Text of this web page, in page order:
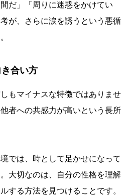
だ」「周りに迷惑をかけてい
が、さらに涙を誘うという悪循
合い方
もマイナスな特徴ではありませ
者への共感力が高いという長所
では、時として足かせになって
大切なのは、自分の性格を理解
する方法を見つけることです。